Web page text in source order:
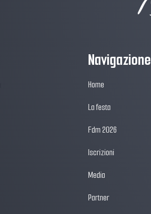
Navigazione
Home
La festa
Fdm 2026
Iscrizioni
Media
Partner